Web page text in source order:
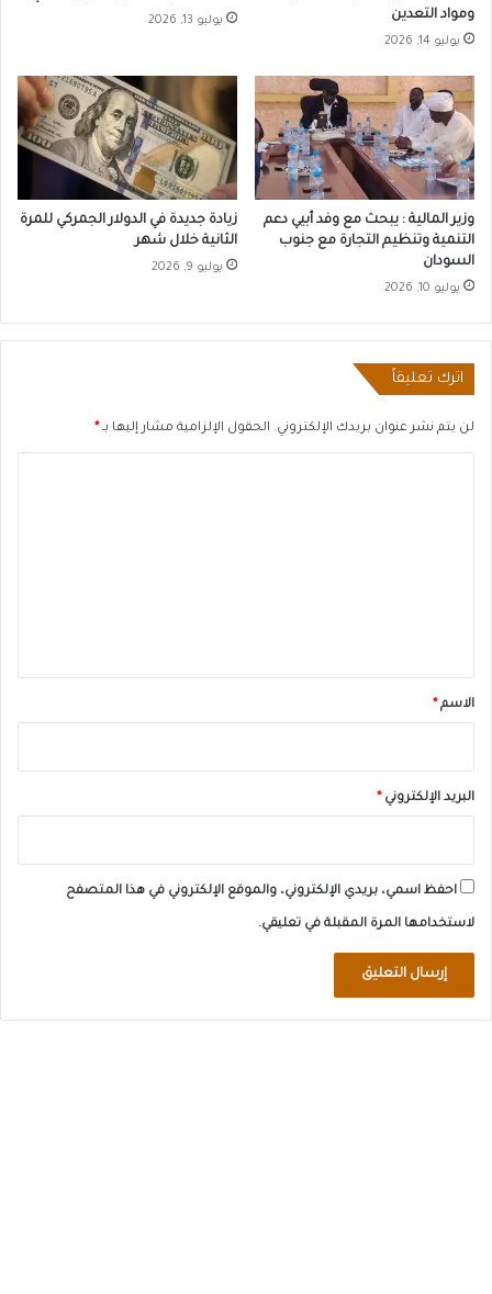
ومواد التعدين
يوليو 14, 2026
يوليو 13, 2026
وزير المالية : يبحث مع وفد أبيي دعم
التنمية وتنظيم التجارة مع جنوب
السودان
يوليو 10, 2026
زيادة جديدة في الدولار الجمركي للمرة
الثانية خلال شهر
يوليو 9, 2026
اترك تعليقاً
لن يتم نشر عنوان بريدك الإلكتروني. الحقول الإلزامية مشار إليها بـ *
*الاسم *
البريد الإلكتروني *
احفظ اسمي، بريدي الإلكتروني، والموقع الإلكتروني في هذا المتصفح
لاستخدامها المرة المقبلة في تعليقي.